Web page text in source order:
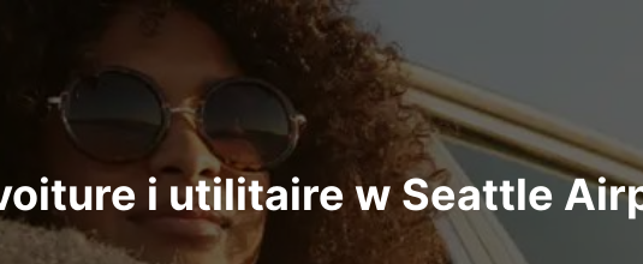
i utilitaire w Seattle